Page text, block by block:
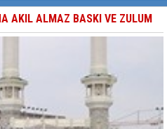
TÜRKİSTAN İÇİN KATLİAM AYI DEĞİLDİR
AKIL ALMAZ BASKI VE ZULUM